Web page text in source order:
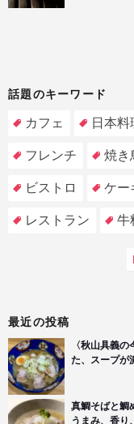
話題のキーワード
カフェ 日本料
フレンチ 焼き
ビストロ ケー
レストラン 牛
最近の投稿
〈秋山具義
た、スープが
真鯛そばと鯛
うまみ、香り